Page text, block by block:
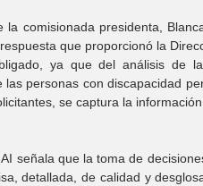
comisionada presidenta,
que proporcionó la
ya que del análisis de
personas con discapacidad
se captura la
señala que la toma de
detallada, de calidad y